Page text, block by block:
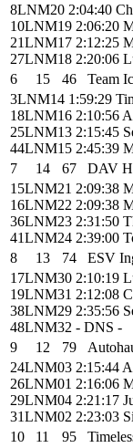
8LNM20 2:04:40
10LNM19 2:06:20
21LNM17 2:12:25
27LNM18 2:20:06
6
15 46
Team
3LNM14 1:59:29
18LNM16 2:10:56
25LNM13 2:15:45
44LNM15 2:45:39
7
14 67
DAV
15LNM21 2:09:38
16LNM22 2:09:38
36LNM23 2:31:50
41LNM24 2:39:00
8
13 74
ESV
17LNM30 2:10:19
19LNM31 2:12:08
38LNM29 2:35:56
48LNM32 - DNS -
9
12 79
24LNM03 2:15:44
26LNM01 2:16:06
29LNM04 2:21:17
31LNM02 2:23:03
10
11 95